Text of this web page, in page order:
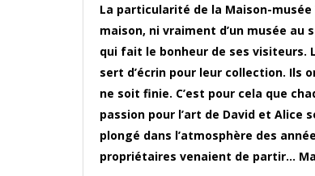
La particularité de la Maison-musée
maison, ni vraiment d’un musée au
qui fait le bonheur de ses visiteurs.
sert d’écrin pour leur collection. Ils
ne soit finie. C’est pour cela que
passion pour l’art de David et
plongé dans l’atmosphère des
propriétaires venaient de partir…